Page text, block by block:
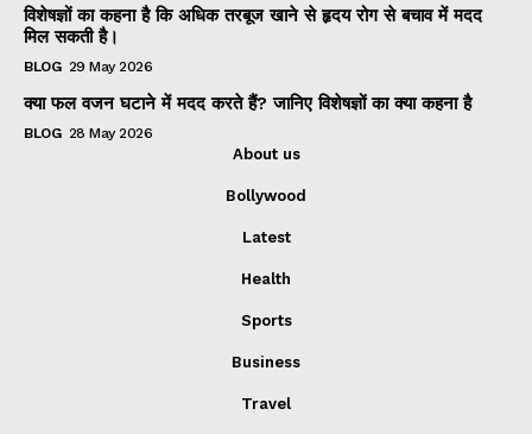
विशेषज्ञों का कहना है कि अधिक तरबूज खाने से हृदय रोग से बचाव में मदद
मिल सकती है।
BLOG 29 May 2026
क्या फल वजन घटाने में मदद करते हैं? जानिए विशेषज्ञों का क्या कहना है
BLOG 28 May 2026
About us
Bollywood
Latest
Health
Sports
Business
Travel